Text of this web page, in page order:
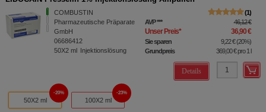
COMBUSTIN
Pharmazeutische Präparate
GmbH
06686412
50X2 ml Injektionslösung
1
AVP*** 46,12 €
Unser Preis* 36,90 €
Sie sparen 9,22 €(20%)
Grundpreis
369,00 €pro 1 l
Details
50X2 ml
20%
100X2 ml
23%